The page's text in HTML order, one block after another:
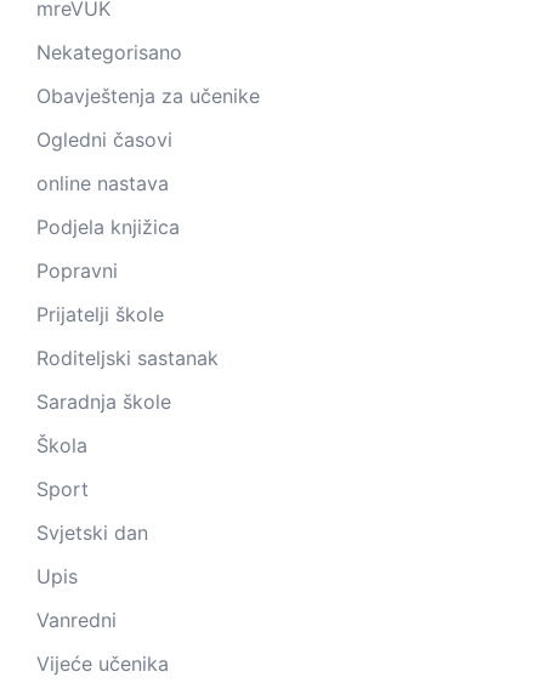
mreVUK
Nekategorisano
Obavještenja za učenike
Ogledni časovi
online nastava
Podjela knjižica
Popravni
Prijatelji škole
Roditeljski sastanak
Saradnja škole
Škola
Sport
Svjetski dan
Upis
Vanredni
Vijeće učenika